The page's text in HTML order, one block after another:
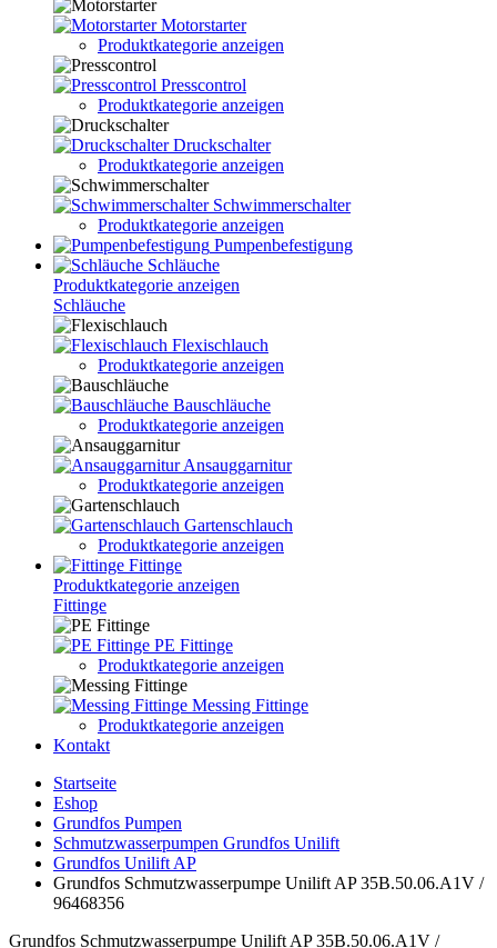
Motorstarter
Produktkategorie anzeigen
Presscontrol
Produktkategorie anzeigen
Druckschalter
Produktkategorie anzeigen
Schwimmerschalter
Produktkategorie anzeigen
Pumpenbefestigung
Schläuche
Produktkategorie anzeigen
Schläuche
Flexischlauch
Produktkategorie anzeigen
Bauschläuche
Produktkategorie anzeigen
Ansauggarnitur
Produktkategorie anzeigen
Gartenschlauch
Produktkategorie anzeigen
Fittinge
Produktkategorie anzeigen
Fittinge
PE Fittinge
Produktkategorie anzeigen
Messing Fittinge
Produktkategorie anzeigen
Kontakt
Startseite
Eshop
Grundfos Pumpen
Schmutzwasserpumpen Grundfos Unilift
Grundfos Unilift AP
Grundfos Schmutzwasserpumpe Unilift AP 35B.50.06.A1V /
96468356
Grundfos Schmutzwasserpumpe Unilift AP 35B.50.06.A1V /